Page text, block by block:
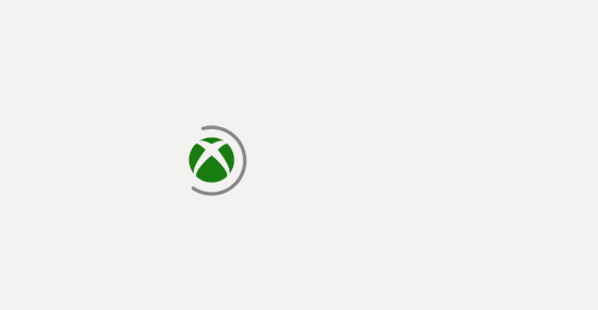
cargando